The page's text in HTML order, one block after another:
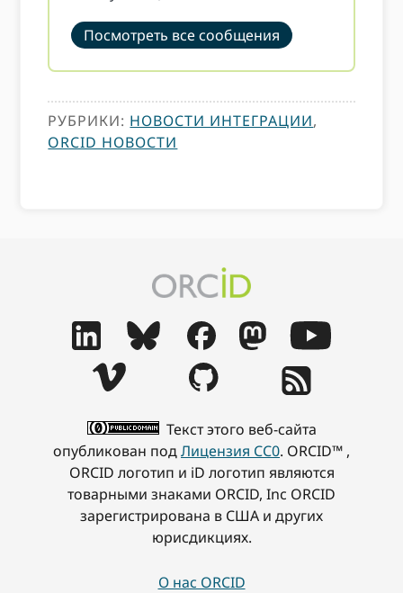
Посмотреть все сообщения
РУБРИКИ: НОВОСТИ ИНТЕГРАЦИИ,
ORCID НОВОСТИ
Текст этого веб-сайта
опубликован подЛицензия CC0. ORCID™ ,
ORCID логотип и iD логотип являются
товарными знаками ORCID, Inc ORCID
зарегистрирована в США и других
юрисдикциях.
О нас ORCID